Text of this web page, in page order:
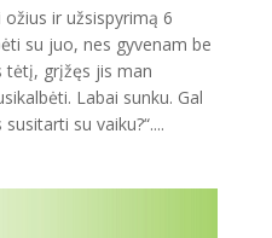
ožius ir užsispyrimą 6
su juo, nes gyvenam be
tėtį, grįžęs jis man
Labai sunku. Gal
su vaiku?“....